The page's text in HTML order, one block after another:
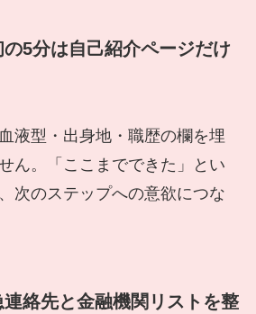
5分は自己紹介ページだけ
液型・出身地・職歴の欄を埋
ん。「ここまでできた」とい
次のステップへの意欲につな
絡先と金融機関リストを整